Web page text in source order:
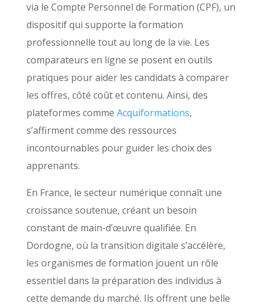
via le Compte Personnel de Formation (CPF), un
dispositif qui supporte la formation
professionnelle tout au long de la vie. Les
comparateurs en ligne se posent en outils
pratiques pour aider les candidats à comparer
les offres, côté coût et contenu. Ainsi, des
plateformes comme Acquiformations,
s’affirment comme des ressources
incontournables pour guider les choix des
apprenants.
En France, le secteur numérique connaît une
croissance soutenue, créant un besoin
constant de main-d’œuvre qualifiée. En
Dordogne, où la transition digitale s’accélère,
les organismes de formation jouent un rôle
essentiel dans la préparation des individus à
cette demande du marché. Ils offrent une belle